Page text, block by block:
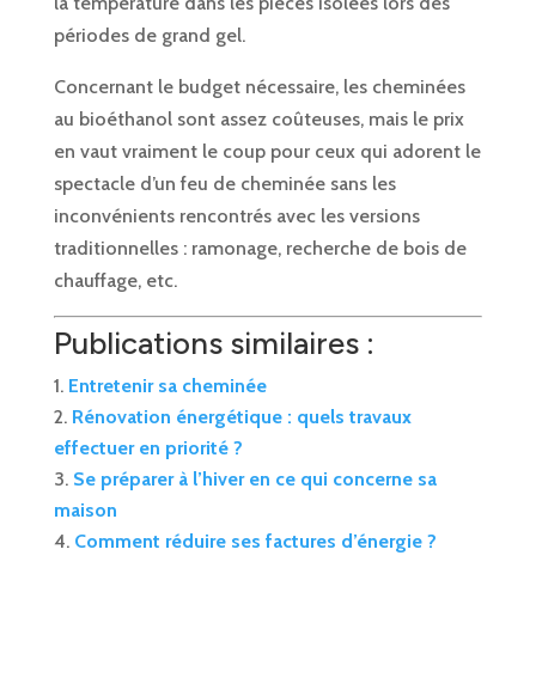
périodes de grand gel.
Concernant le budget nécessaire, les cheminées
au bioéthanol sont assez coûteuses, mais le prix
en vaut vraiment le coup pour ceux qui adorent le
spectacle d’un feu de cheminée sans les
inconvénients rencontrés avec les versions
traditionnelles : ramonage, recherche de bois de
chauffage, etc.
Publications similaires :
Entretenir sa cheminée
Rénovation énergétique : quels travaux
effectuer en priorité ?
Se préparer à l’hiver en ce qui concerne sa
maison
Comment réduire ses factures d’énergie ?